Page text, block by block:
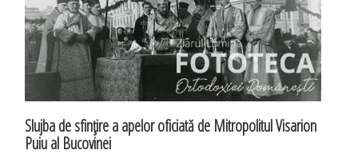
Slujba de sfinţire a apelor oficiată de Mitropolitul Visarion
Puiu al Bucovinei